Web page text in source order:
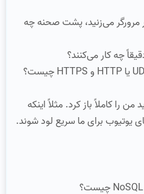
می‌زنید، پشت صحنه چه
را کاملاً باز کرد. مثلاً اینکه